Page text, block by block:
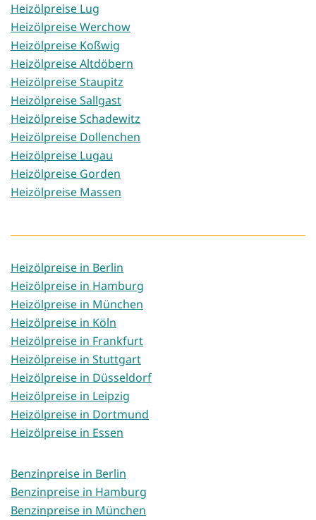
Heizölpreise Lug
Heizölpreise Werchow
Heizölpreise Koßwig
Heizölpreise Altdöbern
Heizölpreise Staupitz
Heizölpreise Sallgast
Heizölpreise Schadewitz
Heizölpreise Dollenchen
Heizölpreise Lugau
Heizölpreise Gorden
Heizölpreise Massen
Heizölpreise in Berlin
Heizölpreise in Hamburg
Heizölpreise in München
Heizölpreise in Köln
Heizölpreise in Frankfurt
Heizölpreise in Stuttgart
Heizölpreise in Düsseldorf
Heizölpreise in Leipzig
Heizölpreise in Dortmund
Heizölpreise in Essen
Benzinpreise in Berlin
Benzinpreise in Hamburg
Benzinpreise in München